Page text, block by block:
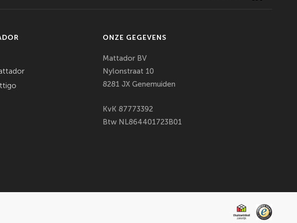
ONZE GEGEVENS
Mattador BV
Nylonstraat 10
8281 JX Genemuiden
KvK 87773392
Btw NL864401723B01